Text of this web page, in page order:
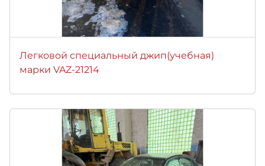
Легковой специальный джип(учебная)
марки VAZ-21214